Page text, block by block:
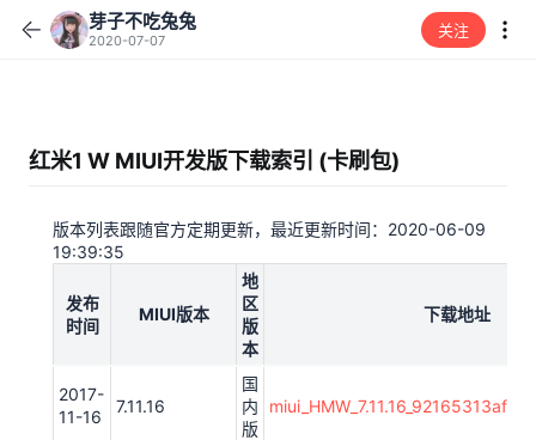
芽子不吃兔兔
2020-07-07
关注
红米1 W MIUI开发版下载索引 (卡刷包)
版本列表跟随官方定期更新，最近更新时间：2020-06-09
19:39:35
发布
时间
MIUI版本
地
区
版
本
下载地址
2017-
11-16
7.11.16
国
内
版